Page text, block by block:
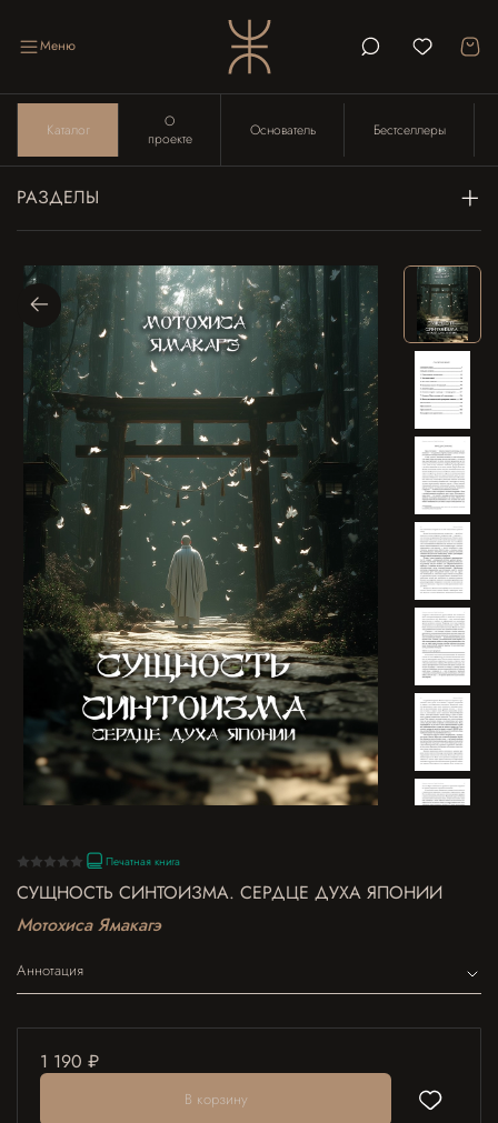
Меню
Каталог
О
проекте
Основатель Бестселлеры
РАЗДЕЛЫ
Печатная книга
СУЩНОСТЬ СИНТОИЗМА. СЕРДЦЕ ДУХА ЯПОНИИ
Мотохиса Ямакагэ
Аннотация
1 190 ₽
В корзину